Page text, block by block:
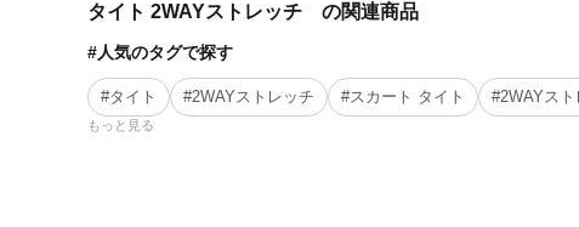
タイト 2WAYストレッチ の関連商品
#人気のタグで探す
#タイト #2WAYストレッチ #スカート タイト #2WAYス
もっと見る